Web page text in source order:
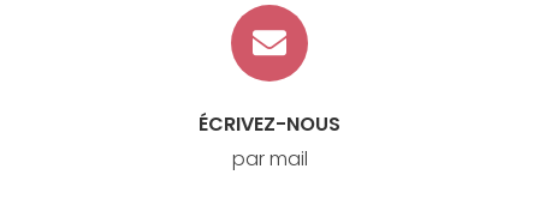
ÉCRIVEZ-NOUS
par mail